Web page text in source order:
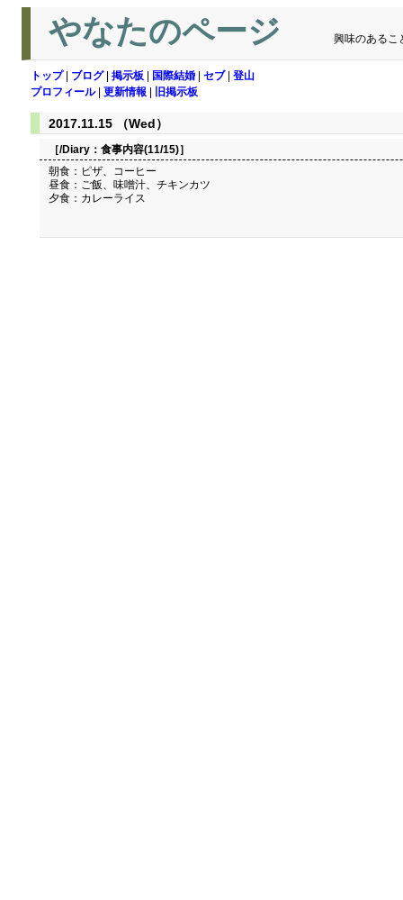
やなたのページ 興味のあるこ
トップ| ブログ| 掲示板 国際結婚 セブ| 登山
プロフィール| 更新情報 旧掲示板
2017.11.15 （Wed）
［/Diary： 食事内容(11/15)］
朝食：ピザ、コーヒー
昼食：ご飯、味噌汁、チキンカツ
夕食：カレーライス